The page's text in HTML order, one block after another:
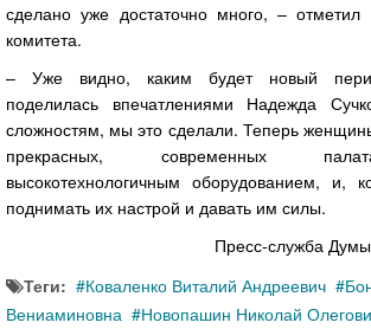
сделано уже достаточно много, – отметил
комитета.
– Уже видно, каким будет новый
поделилась впечатлениями Надежда
сложностям, мы это сделали. Теперь
прекрасных, современных
высокотехнологичным оборудованием, и,
поднимать их настрой и давать им силы.
Пресс-служба
Теги:
Коваленко Виталий Андреевич
Вениаминовна
Новопашин Николай